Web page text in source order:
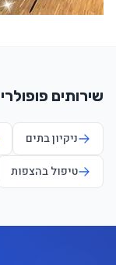
שירותים
ניקיון בתים
טיפול בהצפות